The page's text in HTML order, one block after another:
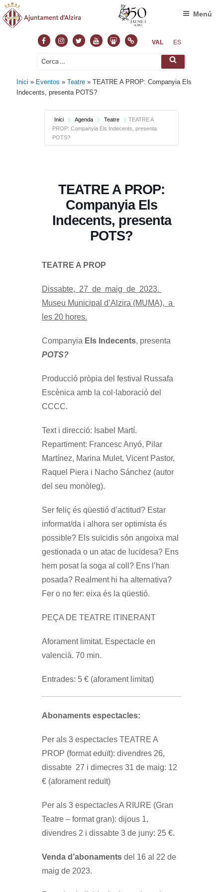
FacebookInstagram
TwitterYoutubeSlideshare
NormasVAL ES
Cerca: Cerca
Menú
Inici » Eventos »Teatre »TEATRE A PROP: Companyia Els
Indecents, presenta POTS?
Inici Agenda Teatre
TEATRE A
PROP: Companyia Els Indecents, presenta
POTS?
TEATRE A PROP:
Companyia Els
Indecents, presenta
POTS?
TEATRE A PROP
Dissabte, 27 de maig de 2023.
Museu Municipal d’Alzira (MUMA), a
les 20 hores.
Companyia Els Indecents, presenta
POTS?
Producció pròpia del festival Russafa
Escènica amb la col·laboració del
CCCC.
Text i direcció: Isabel Martí.
Repartiment: Francesc Anyó, Pilar
Martínez, Marina Mulet, Vicent Pastor,
Raquel Piera i Nacho Sánchez (autor
del seu monòleg).
Ser feliç és qüestió d’actitud? Estar
informat/da i alhora ser optimista és
possible? Els suïcidis són angoixa mal
gestionada o un atac de lucidesa? Ens
hem posat la soga al coll? Ens l’han
posada? Realment hi ha alternativa?
Fer o no fer: eixa és la qüestió.
PEÇA DE TEATRE ITINERANT
Aforament limitat. Espectacle en
valencià. 70 min.
Entrades: 5 € (aforament limitat)
Abonaments espectacles:
Per als 3 espectacles TEATRE A
PROP (format eduït): divendres 26,
dissabte 27 i dimecres 31 de maig: 12
€ (aforament reduït)
Per als 3 espectacles A RIURE (Gran
Teatre – format gran): dijous 1,
divendres 2 i dissabte 3 de juny: 25 €.
Venda d’abonaments del 16 al 22 de
maig de 2023.